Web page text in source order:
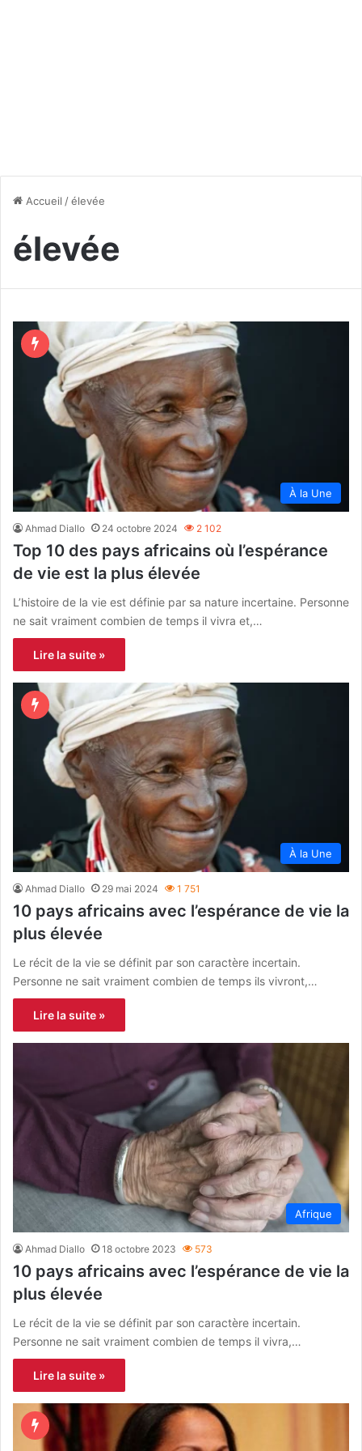
Accueil /élevée
élevée
À la Une
Ahmad Diallo 24 octobre 2024 2 102
Top 10 des pays africains où l’espérance
de vie est la plus élevée
L’histoire de la vie est définie par sa nature incertaine. Personne
ne sait vraiment combien de temps il vivra et,…
Lire la suite »
À la Une
Ahmad Diallo 29 mai 2024 1 751
10 pays africains avec l’espérance de vie la
plus élevée
Le récit de la vie se définit par son caractère incertain.
Personne ne sait vraiment combien de temps ils vivront,…
Lire la suite »
Afrique
Ahmad Diallo 18 octobre 2023 573
10 pays africains avec l’espérance de vie la
plus élevée
Le récit de la vie se définit par son caractère incertain.
Personne ne sait vraiment combien de temps il vivra,…
Lire la suite »